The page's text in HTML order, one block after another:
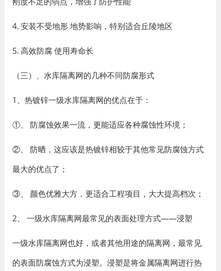
4. 安装不受地形 地势影响，特别适合丘陵地区
5. 高效防腐 使用寿命长
（三）、水库隔离网的几种不同防腐形式
1、热镀锌一级水库隔离网的优点在于：
①、 防腐蚀效果一流，更能适应各种腐蚀性环境；
②、 防晒，这应该是热镀锌相较于其他常见防腐蚀方式
最大的优点了；
③、 颜色优雅大方，更适合工程项目，大大提高档次；
2、 一级水库隔离网最常见的表面处理方式——浸塑
一级水库隔离网也好，或者其他用途的隔离网，最常见
的表面防腐蚀方式为浸塑。浸塑是将金属隔离网进行热